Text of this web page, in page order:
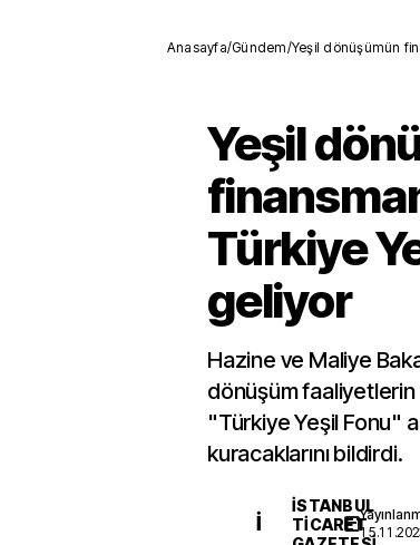
Anasayfa/Gündem/Yeşil dönüşümün
Yeşil
Türkiye
geliyor
Hazine ve Maliye
dönüşüm faaliyetlerin
"Türkiye Yeşil Fonu"
kuracaklarını bildirdi.
İ
İSTANBUL
TICARET